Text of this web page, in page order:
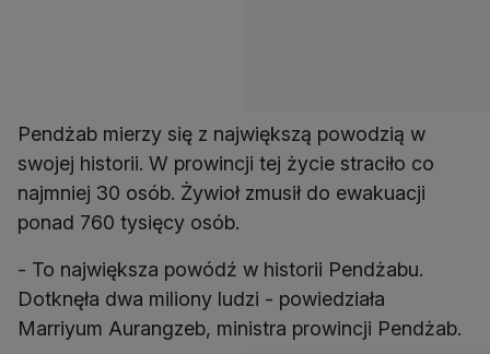
Pendżab mierzy się z największą powodzią w
swojej historii. W prowincji tej życie straciło co
najmniej 30 osób. Żywioł zmusił do ewakuacji
ponad 760 tysięcy osób.
- To największa powódź w historii Pendżabu.
Dotknęła dwa miliony ludzi - powiedziała
Marriyum Aurangzeb, ministra prowincji Pendżab.